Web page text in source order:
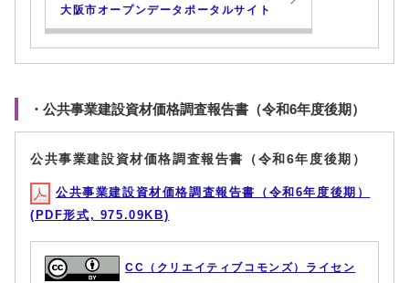
大阪市オープンデータポータルサイト
・公共事業建設資材価格調査報告書（令和6年度後期）
公共事業建設資材価格調査報告書（令和6年度後期）
公共事業建設資材価格調査報告書（令和6年度後期）
(PDF形式, 975.09KB)
CC（クリエイティブコモンズ）ライセン